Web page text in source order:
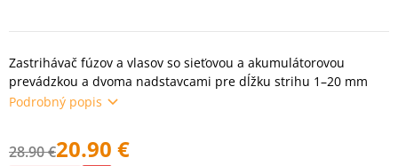
Zastrihávač fúzov a vlasov so sieťovou a akumulátorovou
prevádzkou a dvoma nadstavcami pre dĺžku strihu 1–20 mm
Podrobný popis
28.90 €20.90 €